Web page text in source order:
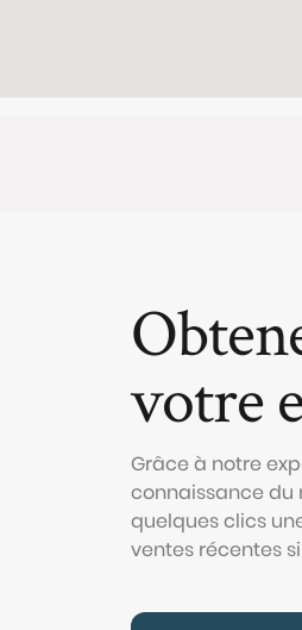
votre
Grâce à notre
connaissance du
quelques clics
ventes récentes